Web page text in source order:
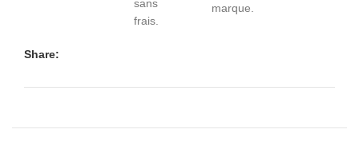
sans
frais.
marque.
Share: